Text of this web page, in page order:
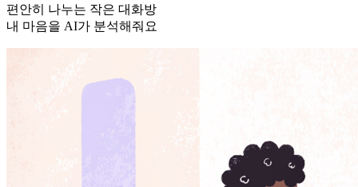
편안히 나누는 작은 대화방
내 마음을 AI가 분석해줘요